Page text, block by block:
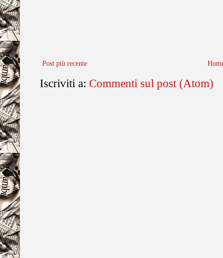
Post più recente
Iscriviti a: Commenti sul post (Atom)